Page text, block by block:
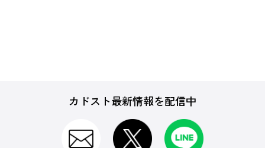
カドスト最新情報を配信中